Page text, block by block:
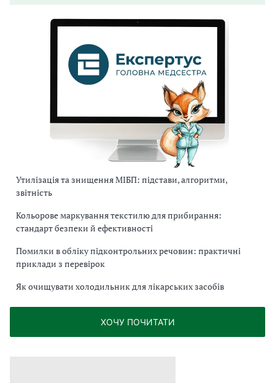
Утилізація та знищення МІБП: підстави, алгоритми,
звітність
Кольорове маркування текстилю для прибирання:
стандарт безпеки й ефективності
Помилки в обліку підконтрольних речовин: практичні
приклади з перевірок
Як очищувати холодильник для лікарських засобів
ХОЧУ ПОЧИТАТИ